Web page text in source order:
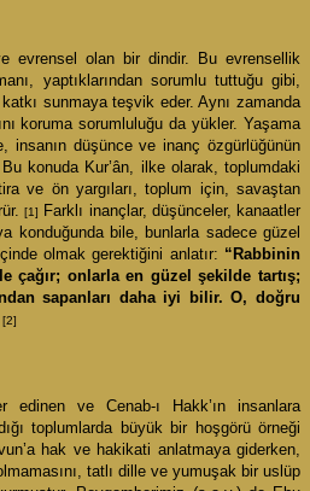
evrensel olan bir dindir. Bu evrensellik
yaptıklarından sorumlu tuttuğu gibi,
sunmaya teşvik eder. Aynı zamanda
koruma sorumluluğu da yükler. Yaşama
insanın düşünce ve inanç özgürlüğünün
konuda Kur’ân, ilke olarak, toplumdaki
ve ön yargıları, toplum için, savaştan
[1] Farklı inançlar, düşünceler, kanaatler
konduğunda bile, bunlarla sadece güzel
olmak gerektiğini anlatır: “Rabbinin
çağır; onlarla en güzel şekilde tartış;
sapanları daha iyi bilir. O, doğru
[2]
edinen ve Cenab-ı Hakk’ın insanlara
toplumlarda büyük bir hoşgörü örneği
hak ve hakikati anlatmaya giderken,
tatlı dille ve yumuşak bir uslüp